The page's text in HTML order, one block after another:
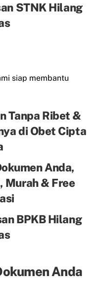
STNK Hilang
siap membantu
Tanpa Ribet &
di Obet Cipta
Anda,
Murah & Free
BPKB Hilang
Anda